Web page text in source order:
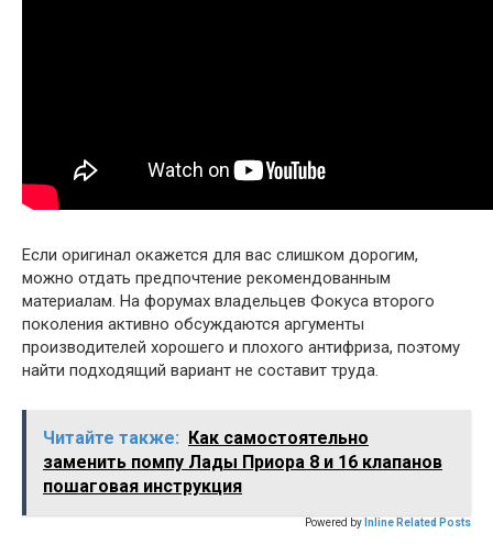
Если оригинал окажется для вас слишком дорогим,
можно отдать предпочтение рекомендованным
материалам. На форумах владельцев Фокуса второго
поколения активно обсуждаются аргументы
производителей хорошего и плохого антифриза, поэтому
найти подходящий вариант не составит труда.
Читайте также:
Как самостоятельно
заменить помпу Лады Приора 8 и 16 клапанов
пошаговая инструкция
Powered by Inline Related Posts